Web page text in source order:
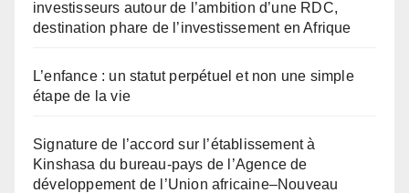
investisseurs autour de l’ambition d’une RDC,
destination phare de l’investissement en Afrique
L’enfance : un statut perpétuel et non une simple
étape de la vie
Signature de l’accord sur l’établissement à
Kinshasa du bureau-pays de l’Agence de
développement de l’Union africaine–Nouveau